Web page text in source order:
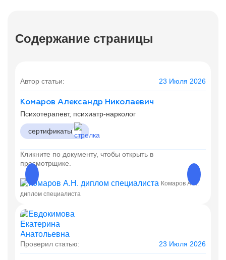
Содержание страницы
Автор статьи: 23 Июля 2026
Комаров Александр Николаевич
Психотерапевт, психиатр-нарколог
сертификаты
Кликните по документу, чтобы открыть в
просмотрщике.
Комаров А.Н.
диплом специалиста
Проверил статью: 23 Июля 2026